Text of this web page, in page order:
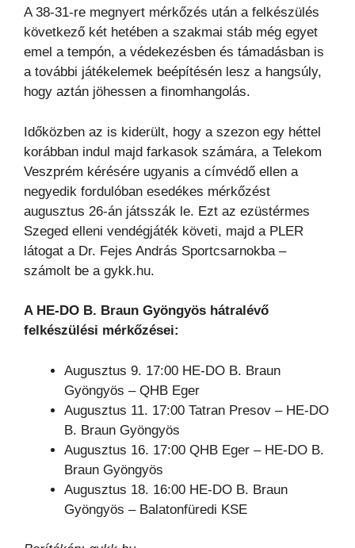
A 38-31-re megnyert mérkőzés után a felkészülés
következő két hetében a szakmai stáb még egyet
emel a tempón, a védekezésben és támadásban is
a további játékelemek beépítésén lesz a hangsúly,
hogy aztán jöhessen a finomhangolás.
Időközben az is kiderült, hogy a szezon egy héttel
korábban indul majd farkasok számára, a Telekom
Veszprém kérésére ugyanis a címvédő ellen a
negyedik fordulóban esedékes mérkőzést
augusztus 26-án játsszák le. Ezt az ezüstérmes
Szeged elleni vendégjáték követi, majd a PLER
látogat a Dr. Fejes András Sportcsarnokba –
számolt be a gykk.hu.
A HE-DO B. Braun Gyöngyös hátralévő
felkészülési mérkőzései:
Augusztus 9. 17:00 HE-DO B. Braun
Gyöngyös – QHB Eger
Augusztus 11. 17:00 Tatran Presov – HE-DO
B. Braun Gyöngyös
Augusztus 16. 17:00 QHB Eger – HE-DO B.
Braun Gyöngyös
Augusztus 18. 16:00 HE-DO B. Braun
Gyöngyös – Balatonfüredi KSE